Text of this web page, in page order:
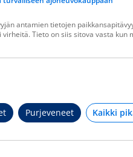
antamien tietojen
Tieto on siis sitova vasta kun
Purjeveneet